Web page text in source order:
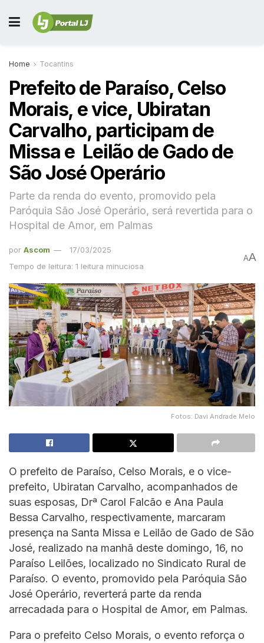
Home Tocantins
Prefeito de Paraíso, Celso
Morais, e vice, Ubiratan
Carvalho, participam de
Missa e Leilão de Gado de
São José Operário
Parte da renda do evento, promovido pela
Paróquia São José Operário, será revertida para o
Hospital de Amor, em Palmas
por Ascom
17/03/2025
Tempo de leitura: 1 leitura minuciosa
AA
Fotos: Davi Andrade Melo
O prefeito de Paraíso, Celso Morais, e o vice-
prefeito, Ubiratan Carvalho, acompanhados de
suas esposas, Drª Carol Falcão e Ana Paula
Bessa Carvalho, respectivamente, marcaram
presença na Santa Missa e Leilão de Gado de São
José, realizado na manhã deste domingo, 16, no
Paraíso Leilões, localizado no Sindicato Rural de
Paraíso. O evento, promovido pela Paróquia São
José Operário, reverterá parte da renda
arrecadada para o Hospital de Amor, em Palmas.
Para o prefeito Celso Morais, o evento reforça o